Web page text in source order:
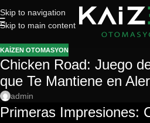
Skip to navigation
Skip to main content
KAIZEN OTOMASYON
Chicken Road: Juego
que Te Mantiene en
admin
Primeras Impresiones: